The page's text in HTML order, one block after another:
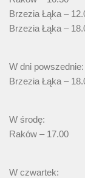
Brzezia Łąka –
Brzezia Łąka –
W dni powszednie:
Brzezia Łąka –
W środę:
Raków – 17.00
W czwartek: